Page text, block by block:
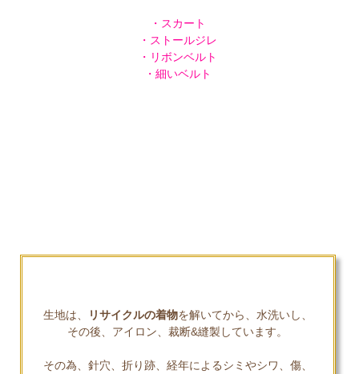
・スカート
・ストールジレ
・リボンベルト
・細いベルト
生地は、 リサイクルの着物を解いてから、水洗いし、
その後、アイロン、裁断&縫製しています。
その為、針穴、折り跡、経年によるシミやシワ、傷、